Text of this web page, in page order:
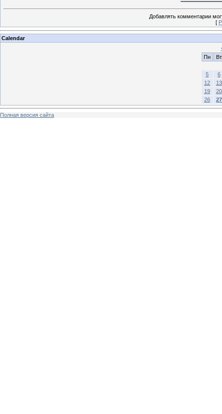
Добавлять комментарии
[
Calendar
Пн
Вт
5
6
12
13
19
20
26
27
Полная версия сайта